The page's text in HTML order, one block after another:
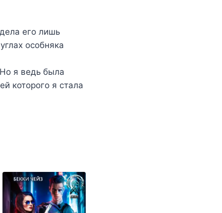
его лишь
особняка
я ведь была
которого я стала